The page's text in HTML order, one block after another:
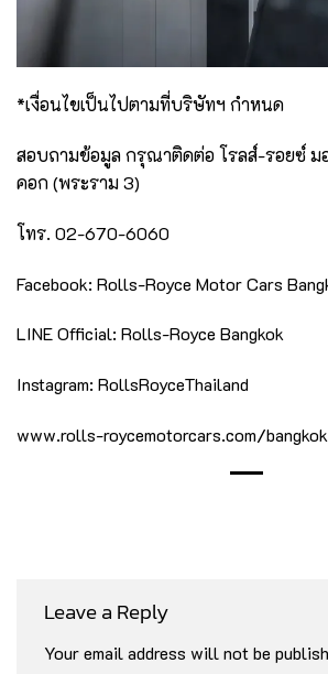
*เงื่อนไขเป็นไปตามที่บริษัทฯ กำหนด
สอบถามข้อมูล กรุณาติดต่อ โรลส์-รอยซ์ ม
คอก (พระราม 3)
โทร. 02-670-6060
Facebook: Rolls-Royce Motor Cars
LINE Official: Rolls-Royce Bangkok
Instagram: RollsRoyceThailand
www.rolls-roycemotorcars.com/bangkok
Leave a Reply
Your email address will not be